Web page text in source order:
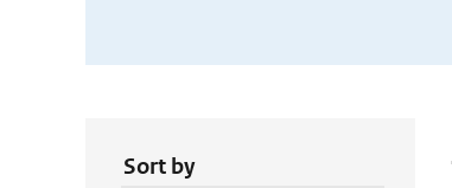
Sort by